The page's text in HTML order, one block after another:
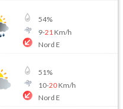
54%
9-21 Km/h
Nord E
51%
10-20Km/h
Nord E